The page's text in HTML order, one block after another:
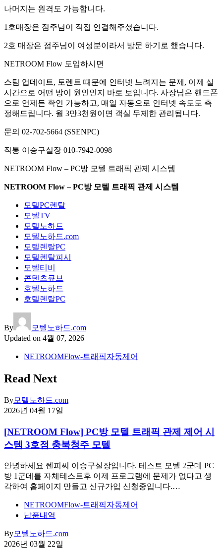
나머지는 원격도 가능합니다.
1호매장은 점주님이 직접 연결해주셨습니다.
2호 매장은 점주님이 여성분이라서 방문 하기로 했습니다.
NETROOM Flow 도입하시면
스팀 업데이트, 토렌트 때문에 인터넷 느려지는 문제, 이제 실
시간으로 어떤 방이 원인인지 바로 보입니다. 사장님은 핸드폰
으로 언제든 확인 가능하고, 매일 자동으로 인터넷 속도도 측
정해드립니다. 월 3만3천원이면 객실 무제한 관리됩니다.
문의 02-702-5664 (SSENPC)
직통 이승구실장 010-7942-0098
NETROOM Flow – PC방 모텔 트래픽 관제 시스템
NETROOM Flow – PC방 모텔 트래픽 관제 시스템
모텔PC렌탈
모텔TV
모텔노하드
모텔노하드.com
모텔렌탈PC
모텔렌탈피시
모텔티비
콘텐츠큐브
호텔노하드
호텔렌탈PC
By
모텔노하드.com
Updated on 4월 07, 2026
NETROOMFlow-트래픽자동제어
Read Next
By모텔노하드.com
2026년 04월 17일
[NETROOM Flow] PC방 모텔 트래픽 관제 제어 시
스템 3호점 충북청주 모텔
안녕하세요 쎈피씨 이승구실장입니다. 테스트 모텔 2군데 PC
방 1군데를 자체테스트후 이제 프로그램에 문제가 없다고 생
각하여 홈페이지 만들고 신규가입 신청중입니다.…
NETROOMFlow-트래픽자동제어
납품내역
By모텔노하드.com
2026년 03월 22일